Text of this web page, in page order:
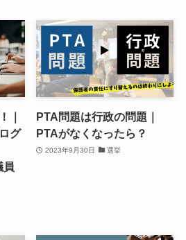
｜
グ
員
PTA問題は行政の問題｜
PTAがなくなったら？
2023年9月30日 選挙